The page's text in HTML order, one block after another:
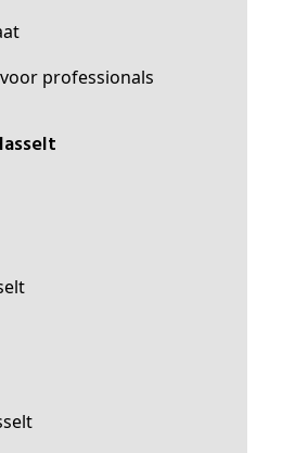
voor professionals